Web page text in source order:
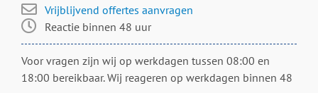
Vrijblijvend offertes aanvragen
Reactie binnen 48 uur
Voor vragen zijn wij op werkdagen tussen 08:00 en
18:00 bereikbaar. Wij reageren op werkdagen binnen 48